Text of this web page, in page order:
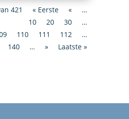
421 « Eerste «
…
10
20 30
…
110 111 112
…
140 … » Laatste »